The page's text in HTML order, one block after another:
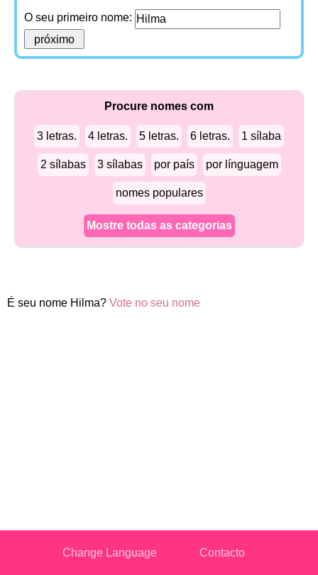
O seu primeiro nome:
Procure nomes com
3 letras. 4 letras. 5 letras. 6 letras. 1 sílaba
2 sílabas 3 sílabas por país por línguagem
nomes populares
Mostre todas as categorias
É seu nome Hilma? Vote no seu nome
Change Language Contacto